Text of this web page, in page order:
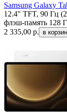
Samsung Galaxy
12.4" TFT, 90 Гц
флэш-память 128
2 335,00 р.